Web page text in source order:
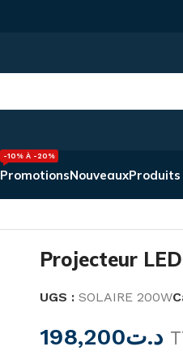
Promotions
-10% À -20%
NouveauxProduits
Projecteur
UGS : SOLAIRE 200W
د.ت198,200